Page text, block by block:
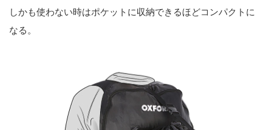
しかも使わない時はポケットに収納できるほどコンパクトに
なる。